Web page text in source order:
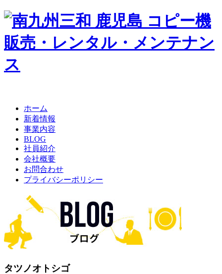
ホーム
新着情報
事業内容
BLOG
社員紹介
会社概要
お問合わせ
プライバシーポリシー
タツノオトシゴ